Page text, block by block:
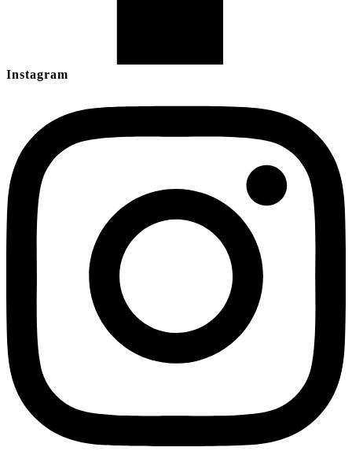
Instagram